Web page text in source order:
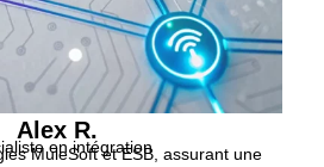
Alex R.
en intégration
MuleSoft et ESB, assurant une